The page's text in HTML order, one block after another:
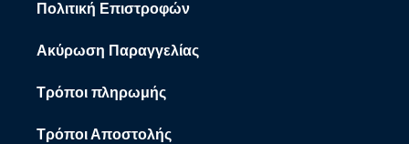
Πολιτική Επιστροφών
Ακύρωση Παραγγελίας
Τρόποι πληρωμής
Τρόποι Αποστολής